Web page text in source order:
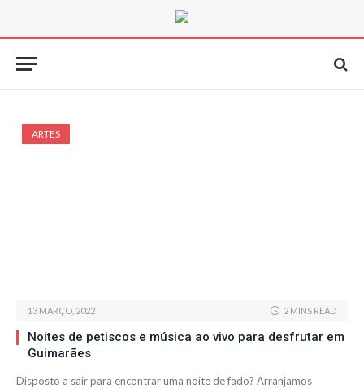
ARTES
13 MARÇO, 2022 2 MINS READ
Noites de petiscos e música ao vivo para desfrutar em
Guimarães
Disposto a sair para encontrar uma noite de fado? Arranjamos